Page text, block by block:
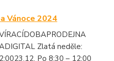
Vánoce 2024
Zlatá neděle:
Po 8:30 – 12:00